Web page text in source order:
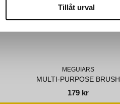
Tillåt urval
MEGUIARS
MULTI-PURPOSE BRUSH
179 kr